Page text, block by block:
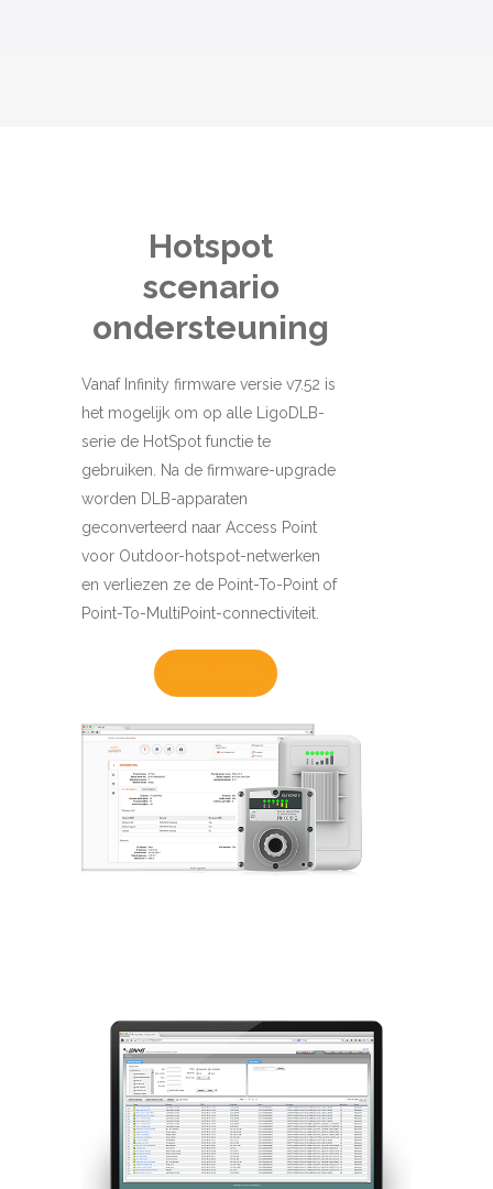
Hotspot
scenario
ondersteuning
Vanaf Infinity firmware versie v7.52 is
het mogelijk om op alle LigoDLB-
serie de HotSpot functie te
gebruiken. Na de firmware-upgrade
worden DLB-apparaten
geconverteerd naar Access Point
voor Outdoor-hotspot-netwerken
en verliezen ze de Point-To-Point of
Point-To-MultiPoint-connectiviteit.